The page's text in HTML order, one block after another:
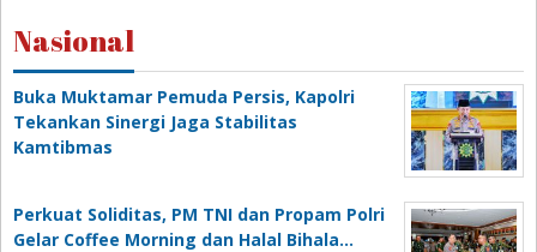
Nasional
Buka Muktamar Pemuda Persis, Kapolri
Tekankan Sinergi Jaga Stabilitas
Kamtibmas
Perkuat Soliditas, PM TNI dan Propam Polri
Gelar Coffee Morning dan Halal Bihala…